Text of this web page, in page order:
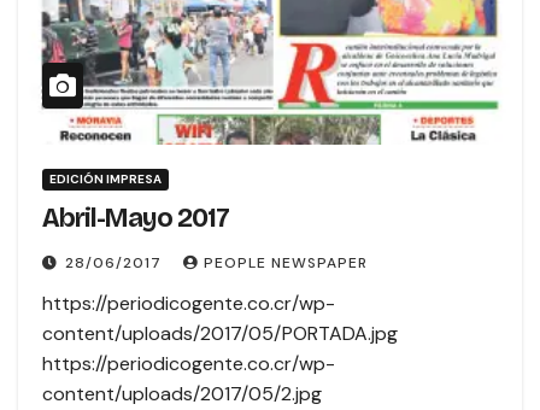
EDICIÓN IMPRESA
Abril-Mayo 2017
28/06/2017 PEOPLE NEWSPAPER
https://periodicogente.co.cr/wp-
content/uploads/2017/05/PORTADA.jpg
https://periodicogente.co.cr/wp-
content/uploads/2017/05/2.jpg